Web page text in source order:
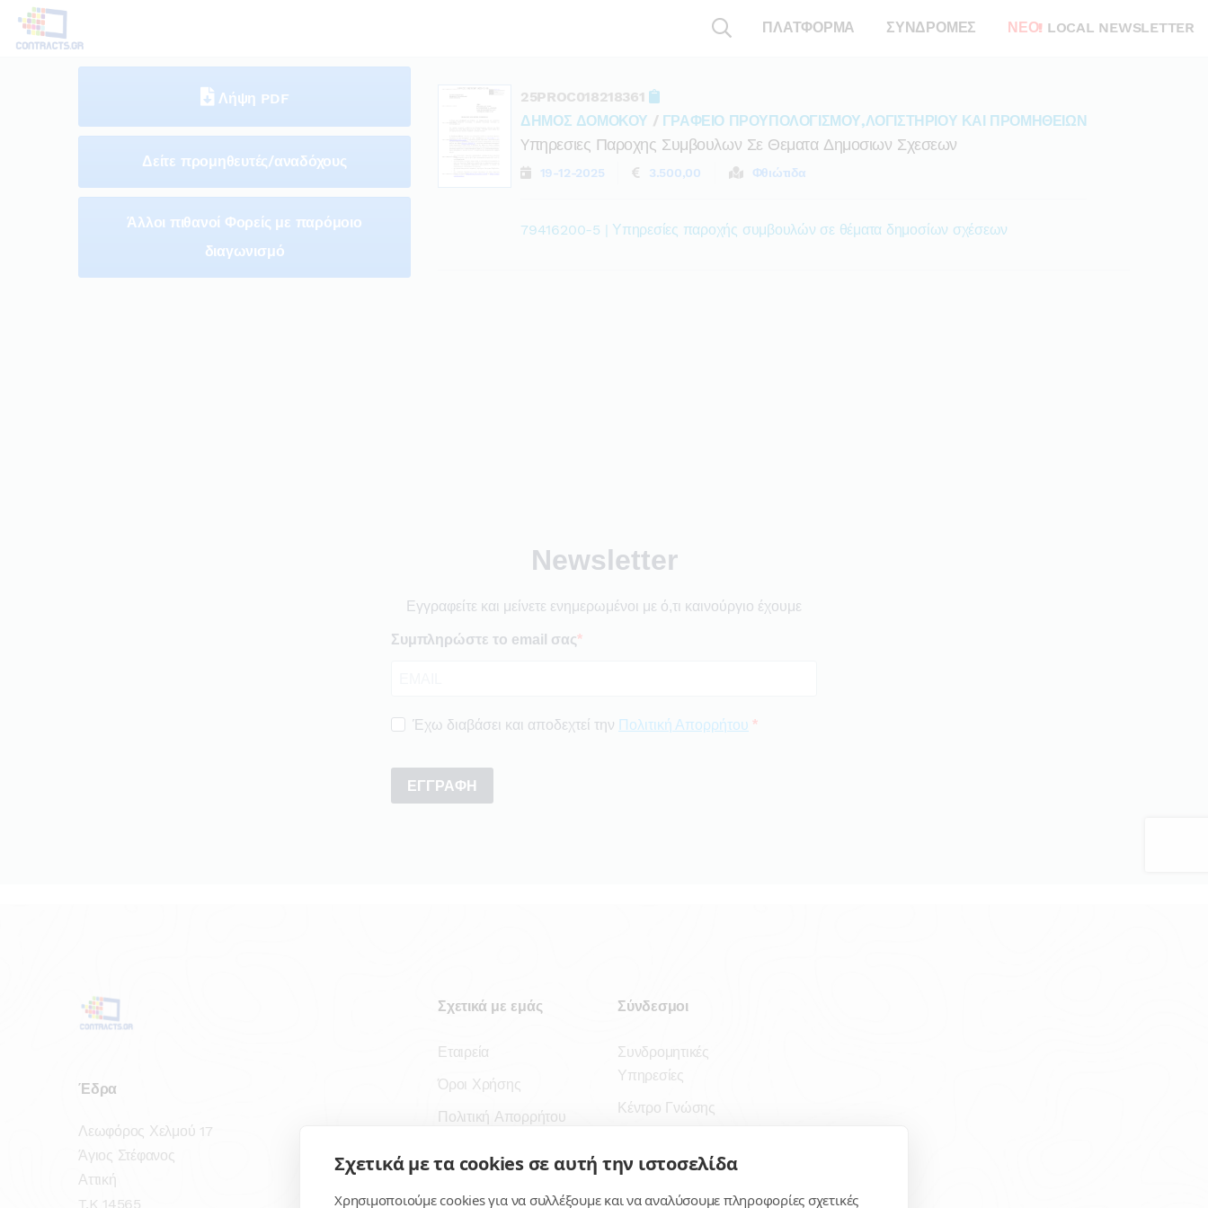
ΠΛΑΤΦΟΡΜΑ ΣΥΝΔΡΟΜΕΣ ΝΕΟ! LOCAL NEWSLETTER
Λήψη PDF
Δείτε προμηθευτές/αναδόχους
Άλλοι πιθανοί Φορείς με παρόμοιο
διαγωνισμό
25PROC018218361
ΔΗΜΟΣ ΔΟΜΟΚΟΥ / ΓΡΑΦΕΙΟ ΠΡΟΥΠΟΛΟΓΙΣΜΟΥ,ΛΟΓΙΣΤΗΡΙΟΥ ΚΑΙ ΠΡΟΜΗΘΕΙΩΝ
Yπηρεσιες Παροχης Συμβουλων Σε Θεματα Δημοσιων Σχεσεων
19-12-2025 3.500,00 Φθιώτιδα
79416200-5 | Υπηρεσίες παροχής συμβουλών σε θέματα δημοσίων σχέσεων
Έδρα
Λεωφόρος Χελμού 17
Άγιος Στέφανος
Αττική
T.K 14565
Σχετικά με εμάς
Εταιρεία
Όροι Χρήσης
Πολιτική Απορρήτου
Σύνδεσμοι
Συνδρομητικές
Υπηρεσίες
Κέντρο Γνώσης
Εγγραφή
Σχετικά με τα cookies σε αυτή την ιστοσελίδα
Χρησιμοποιούμε cookies για να συλλέξουμε και να αναλύσουμε πληροφορίες σχετικές